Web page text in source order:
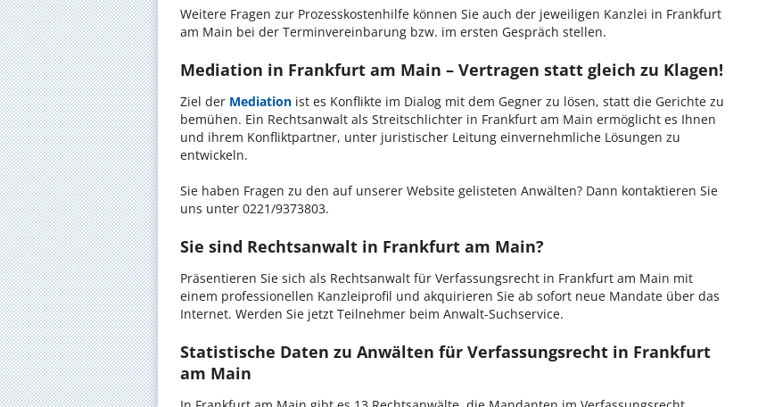
Weitere Fragen zur Prozesskostenhilfe können Sie auch der jeweiligen Kanzlei in Frankfurt
am Main bei der Terminvereinbarung bzw. im ersten Gespräch stellen.
Mediation in Frankfurt am Main – Vertragen statt gleich zu Klagen!
Ziel der Mediation ist es Konflikte im Dialog mit dem Gegner zu lösen, statt die Gerichte zu
bemühen. Ein Rechtsanwalt als Streitschlichter in Frankfurt am Main ermöglicht es Ihnen
und ihrem Konfliktpartner, unter juristischer Leitung einvernehmliche Lösungen zu
entwickeln.
Sie haben Fragen zu den auf unserer Website gelisteten Anwälten? Dann kontaktieren Sie
uns unter 0221/9373803.
Sie sind Rechtsanwalt in Frankfurt am Main?
Präsentieren Sie sich als Rechtsanwalt für Verfassungsrecht in Frankfurt am Main mit
einem professionellen Kanzleiprofil und akquirieren Sie ab sofort neue Mandate über das
Internet. Werden Sie jetzt Teilnehmer beim Anwalt-Suchservice.
Statistische Daten zu Anwälten für Verfassungsrecht in Frankfurt
am Main